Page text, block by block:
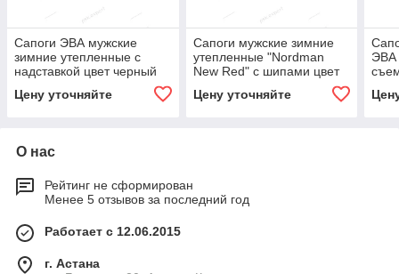
Сапоги ЭВА мужские
зимние утепленные с
надставкой цвет черный
Цену уточняйте
Сапоги мужские зимние
утепленные "Nordman
New Red" с шипами цвет
Цену уточняйте
ЭВА
О нас
Рейтинг не сформирован
Менее 5 отзывов за последний год
Работает с 12.06.2015
г. Астана